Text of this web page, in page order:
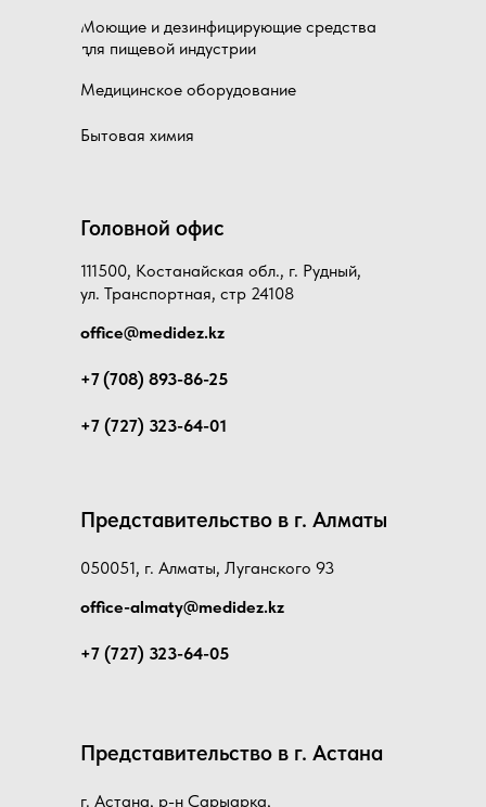
111500, Костанайская обл., г. Рудный,
ул. Транспортная, стр 24108
г. Астана, р-н Сарыарка,
Моющие и дезинфицирующие средства
для пищевой индустрии
Медицинское оборудование
+7 (708) 893-86-25
+7 (727) 323-64-01
Бытовая химия
Головной офис
Представительство в г. Астана
office-almaty@medidez.kz
Представительство в г. Алматы
+7 (727) 323-64-05
050051, г. Алматы, Луганского 93
office@medidez.kz